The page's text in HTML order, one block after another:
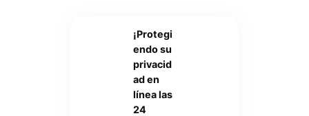
¡Protegi
endo su
privacid
ad en
línea las
24